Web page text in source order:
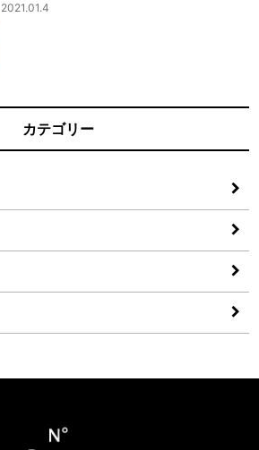
2021.01.4
カテゴリー